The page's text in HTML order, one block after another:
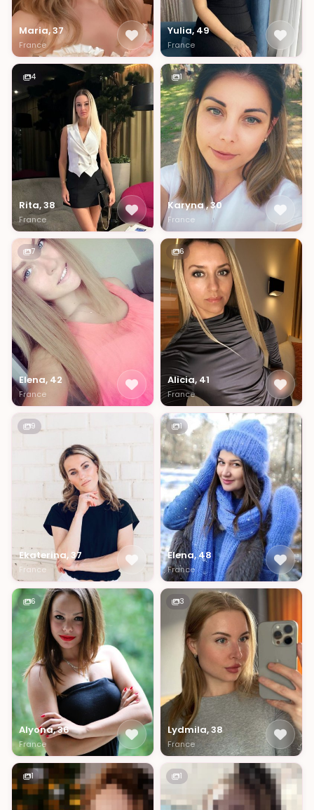
Maria, 37
France
Yulia, 49
France
4
Rita, 38
France
1
Karyna , 30
France
7
Elena, 42
France
6
Alicia, 41
France
9
Ekaterina, 37
France
1
Elena, 48
France
6
Alyona, 36
France
3
Lydmila, 38
France
1 1